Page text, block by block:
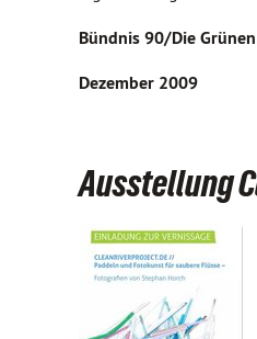
Bündnis 90/Die Grünen
Dezember 2009
Ausstellung